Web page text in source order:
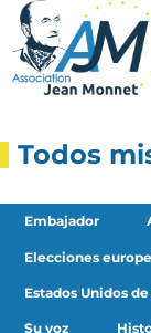
Todos
Embajador
Elecciones
Estados Unidos
Su voz